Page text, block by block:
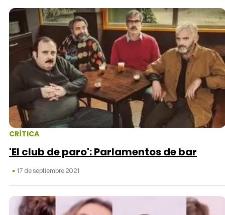
Tráiler en español de 'La isla olvidada'
Tráiler 'Vida perra' (2026)
Tráiler Oficial en VOSE 'The Audacity'
CRÍTICA
'El club de paro': Parlamentos de bar
17 de septiembre 2021